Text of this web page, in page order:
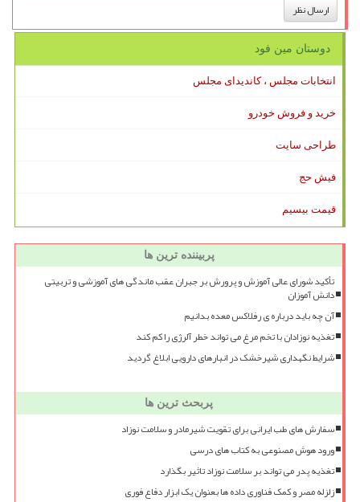
دوستان مین فود
انتخابات مجلس ، کاندیدای مجلس
خرید و فروش خودرو
طراحی سایت
فیش حج
قیمت بیسیم
پربیننده ترین ها
تأکید شورای عالی آموزش و پرورش بر جبران عقب ماندگی های آموزشی و تربیتی
دانش آموزان
آن چه باید درباره ی رفلاکس معده بدانیم
تغذیه نوزادان با تخم مرغ می تواند خطر آلرژی را کم کند
شرایط نگهداری شیرخشک در انبارهای دارویی ابلاغ گردید
پربحث ترین ها
سفارش های طب ایرانی برای تقویت شیرمادر و سلامت نوزاد
ورود هوش مصنوعی به کتاب های درسی
تغذیه پدر می تواند بر سلامت نوزاد تاثیر بگذارد
زلزله مصر و کمک فناوری داده ها بعنوان یک ابزار دفاع فوری